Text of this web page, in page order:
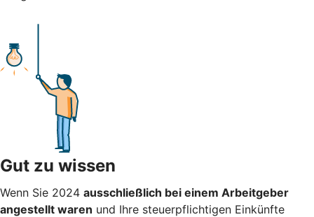
Gut zu wissen
Wenn Sie 2024 ausschließlich bei einem Arbeitgeber
angestellt waren und Ihre steuerpflichtigen Einkünfte